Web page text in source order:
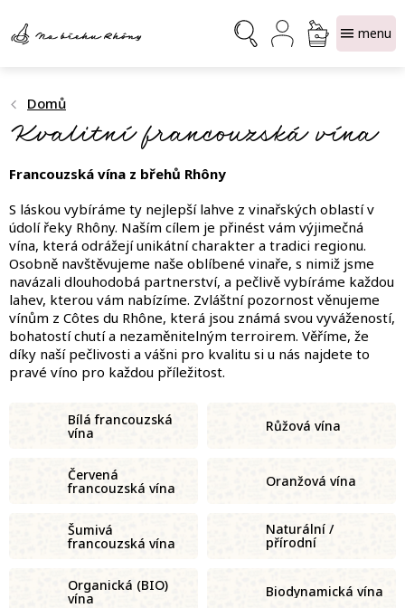
obsah
NÁKUPNÍ
KOŠÍK
Domů
Kvalitní francouzská vína
Francouzská vína z břehů Rhôny
S láskou vybíráme ty nejlepší lahve z vinařských oblastí v
údolí řeky Rhôny. Naším cílem je přinést vám výjimečná
vína, která odrážejí unikátní charakter a tradici regionu.
Osobně navštěvujeme naše oblíbené vinaře, s nimiž jsme
navázali dlouhodobá partnerství, a pečlivě vybíráme každou
lahev, kterou vám nabízíme. Zvláštní pozornost věnujeme
vínům z Côtes du Rhône, která jsou známá svou vyvážeností,
bohatostí chutí a nezaměnitelným terroirem. Věříme, že
díky naší pečlivosti a vášni pro kvalitu si u nás najdete to
pravé víno pro každou příležitost.
Bílá francouzská
vína Růžová vína
Červená
francouzská vína Oranžová vína
Šumivá
francouzská vína
Naturální /
přírodní
francouzská vína
Organická (BIO)
vína Biodynamická vína